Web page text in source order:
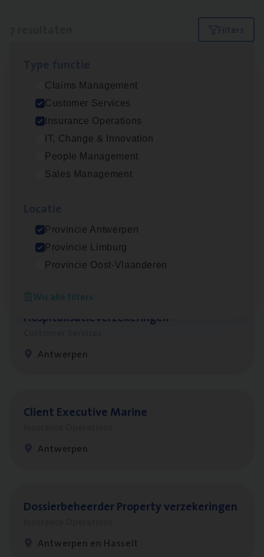
Filters
Claims Management
Customer Services
Insurance Operations
IT, Change & Innovation
People Management
Sales Management
Provincie Antwerpen
Provincie Limburg
Provincie Oost-Vlaanderen
Wis alle filters
Dos­sier­be­heer­der ver­ze­ke­rin­gen — Soci­al
Pro­fit en Public
Insurance Operations
Antwerpen
Insurance Operations
Beveren
Cus­to­mer Care Expert
Hospitalisatieverzekeringen
Antwerpen
Client Exe­cu­ti­ve Marine
Antwerpen
Dos­sier­be­heer­der Pro­per­ty verzekeringen
Antwerpen en Hasselt